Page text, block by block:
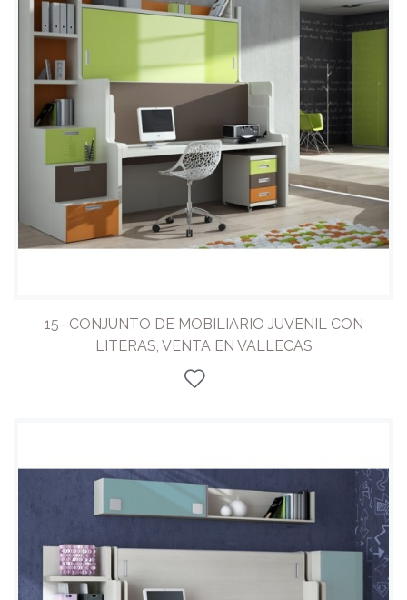
15- CONJUNTO DE MOBILIARIO JUVENIL CON
LITERAS, VENTA EN VALLECAS